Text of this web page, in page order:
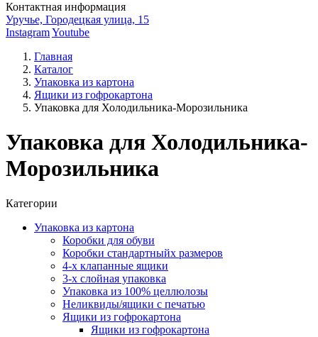
Контактная информация
Уручье, Городецкая улица, 15
InstagramYoutube
Главная
Каталог
Упаковка из картона
Ящики из гофрокартона
Упаковка для Холодильника-Морозильника
Упаковка для Холодильника-
Морозильника
Категории
Упаковка из картона
Коробки для обуви
Коробки стандартныйх размеров
4-х клапанные ящики
3-х слойная упаковка
Упаковка из 100% целлюлозы
Неликвиды/ящики с печатью
Ящики из гофрокартона
Ящики из гофрокартона